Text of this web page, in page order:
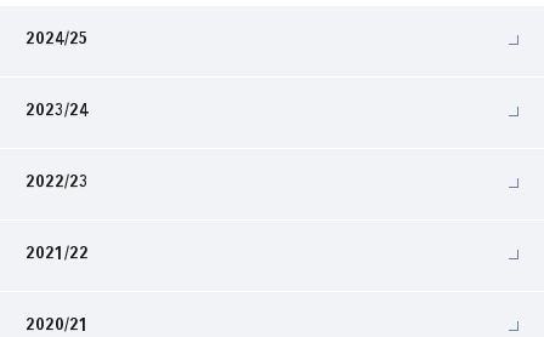
2024/25
2023/24
2022/23
2021/22
2020/21